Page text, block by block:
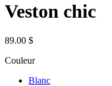
Veston chic
89.00 $
Couleur
Blanc